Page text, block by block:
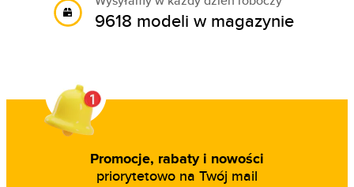
9618 modeli w magazynie
Promocje, rabaty i nowości
priorytetowo na Twój mail